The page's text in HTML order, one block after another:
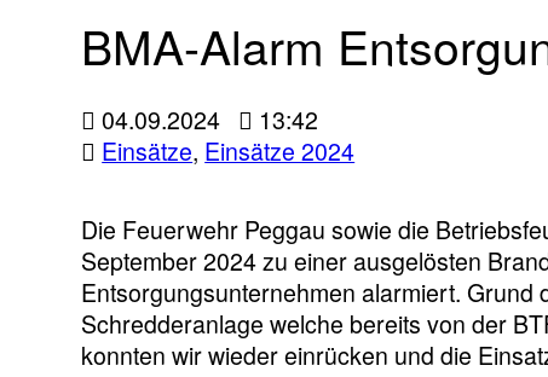
BMA-Alarm
04.09.2024
13:42
Einsätze, Einsätze 2024
Die Feuerwehr Peggau sowie die
September 2024 zu einer ausgelösten
Entsorgungsunternehmen alarmiert.
Schredderanlage welche bereits von der
konnten wir wieder einrücken und die